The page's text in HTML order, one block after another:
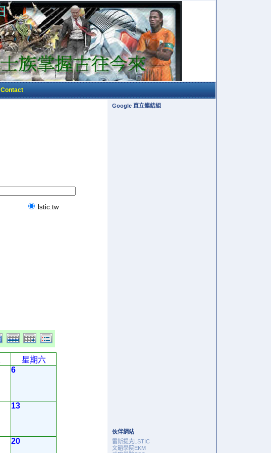
Contact
lstic.tw
星期六
6
13
20
Google 直立連結組
伙伴網站
雷斯提克LSTIC
文韜學院EKM